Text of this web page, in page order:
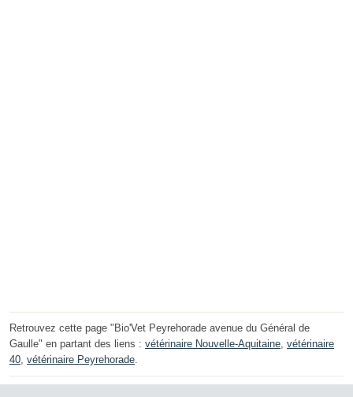
Retrouvez cette page "Bio'Vet Peyrehorade avenue du Général de
Gaulle" en partant des liens : vétérinaire Nouvelle-Aquitaine, vétérinaire
40, vétérinaire Peyrehorade.